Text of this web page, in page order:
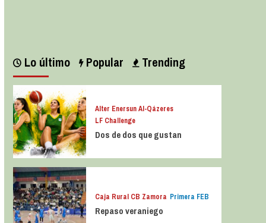
Lo último Popular Trending
Alter Enersun Al-Qázeres
LF Challenge
Dos de dos que gustan
Caja Rural CB Zamora Primera FEB
Repaso veraniego